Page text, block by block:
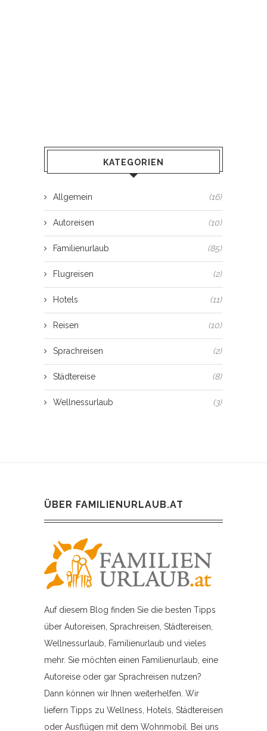
KATEGORIEN
Allgemein (16)
Autoreisen (10)
Familienurlaub (85)
Flugreisen (2)
Hotels (11)
Reisen (10)
Sprachreisen (2)
Städtereise (8)
Wellnessurlaub (3)
ÜBER FAMILIENURLAUB.AT
Auf diesem Blog finden Sie die besten Tipps
über Autoreisen, Sprachreisen, Städtereisen,
Wellnessurlaub, Familienurlaub und vieles
mehr. Sie möchten einen Familienurlaub, eine
Autoreise oder gar Sprachreisen nutzen?
Dann können wir Ihnen weiterhelfen. Wir
liefern Tipps zu Wellness, Hotels, Städtereisen
oder Ausflügen mit dem Wohnmobil. Bei uns